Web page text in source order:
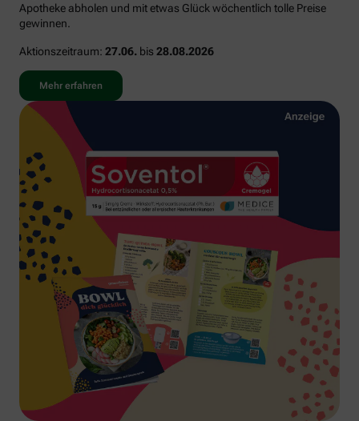
Apotheke abholen und mit etwas Glück wöchentlich tolle Preise
gewinnen.
Aktionszeitraum: 27.06. bis 28.08.2026
Mehr erfahren